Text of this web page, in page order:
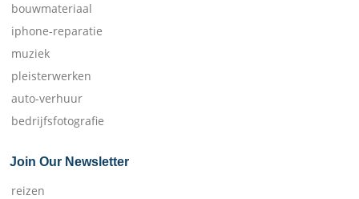
bouwmateriaal
iphone-reparatie
muziek
pleisterwerken
auto-verhuur
bedrijfsfotografie
Join Our Newsletter
reizen